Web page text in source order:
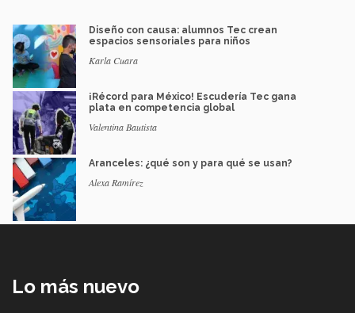
Diseño con causa: alumnos Tec crean
espacios sensoriales para niños
Karla Cuara
¡Récord para México! Escudería Tec gana
plata en competencia global
Valentina Bautista
Aranceles: ¿qué son y para qué se usan?
Alexa Ramírez
Lo más nuevo